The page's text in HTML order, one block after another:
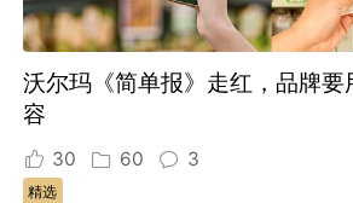
沃尔玛《简单报》走红，品牌要
容
30 60 3
精选